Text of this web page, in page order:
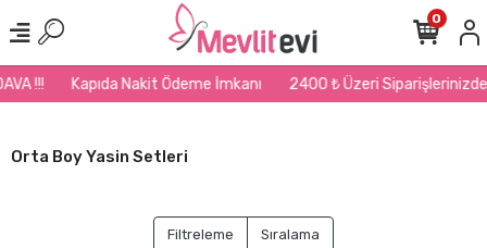
!!! Kapıda Nakit Ödeme İmkanı 2400 ₺ Üzeri Siparişlerinizde
0
Orta Boy Yasin Setleri
Filtreleme Sıralama